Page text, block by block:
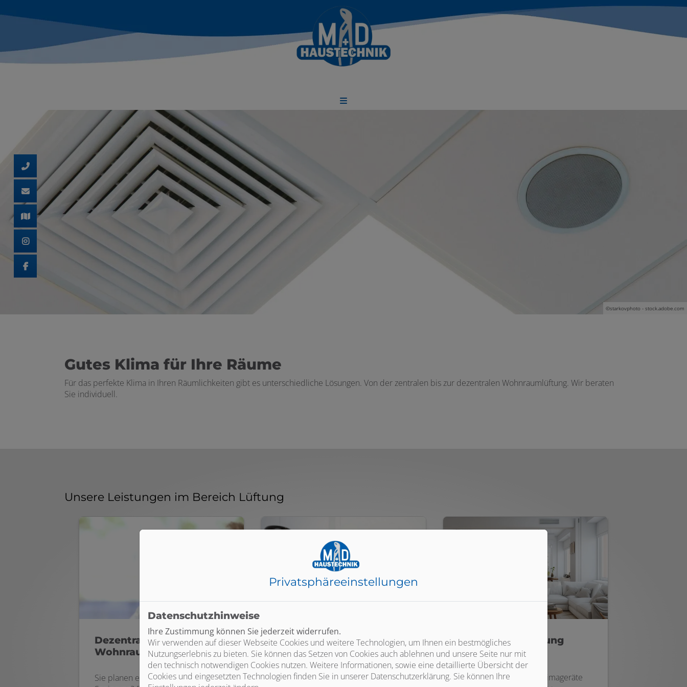
©starkovphoto - stock.adobe.com
Gutes Klima für Ihre Räume
Für das perfekte Klima in Ihren Räumlichkeiten gibt es unterschiedliche Lösungen. Von der zentralen bis zur dezentralen Wohnraumlüftung. Wir beraten
Sie individuell.
Unsere Leistungen im Bereich Lüftung
Dezentrale
Wohnraumlüftung
Sie planen eine energetische
Zentrale
Wohnraumlüftung
Sie planen einen Neubau und
Raumklimatisierung
In Büroräumen und
Ladengeschäften sind Klimageräte
schließen
Privatsphäre­einstellungen
Datenschutzhinweise
Ihre Zustimmung können Sie jederzeit widerrufen.
Wir verwenden auf dieser Webseite Cookies und weitere Technologien, um Ihnen ein bestmögliches
Nutzungserlebnis zu bieten. Sie können das Setzen von Cookies auch ablehnen und unsere Seite nur mit
den technisch notwendigen Cookies nutzen. Weitere Informationen, sowie eine detaillierte Übersicht der
Cookies und eingesetzten Technologien finden Sie in unserer Datenschutzerklärung. Sie können Ihre